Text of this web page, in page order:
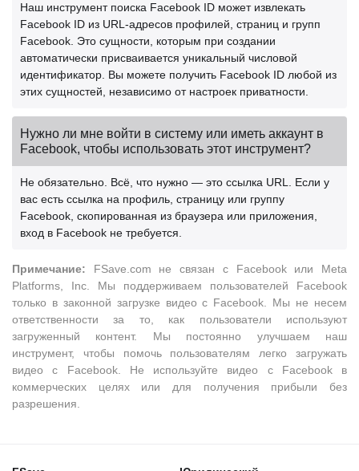
Наш инструмент поиска Facebook ID может извлекать
Facebook ID из URL-адресов профилей, страниц и групп
Facebook. Это сущности, которым при создании
автоматически присваивается уникальный числовой
идентификатор. Вы можете получить Facebook ID любой из
этих сущностей, независимо от настроек приватности.
Нужно ли мне войти в систему или иметь аккаунт в
Facebook, чтобы использовать этот инструмент?
Не обязательно. Всё, что нужно — это ссылка URL. Если у
вас есть ссылка на профиль, страницу или группу
Facebook, скопированная из браузера или приложения,
вход в Facebook не требуется.
Примечание: FSave.com не связан с Facebook или Meta
Platforms, Inc. Мы поддерживаем пользователей Facebook
только в законной загрузке видео с Facebook. Мы не несем
ответственности за то, как пользователи используют
загруженный контент. Мы постоянно улучшаем наш
инструмент, чтобы помочь пользователям легко загружать
видео с Facebook. Не используйте видео с Facebook в
коммерческих целях или для получения прибыли без
разрешения.